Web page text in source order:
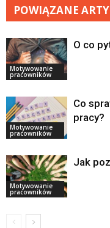
POWIĄZANE
Motywowanie
pracowników
O co
Motywowanie
pracowników
Co
pracy?
Motywowanie
pracowników
Jak